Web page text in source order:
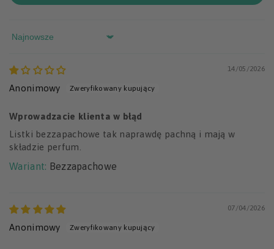
Sort by
14/05/2026
Anonimowy
Wprowadzacie klienta w błąd
Listki bezzapachowe tak naprawdę pachną i mają w
składzie perfum.
Bezzapachowe
07/04/2026
Anonimowy